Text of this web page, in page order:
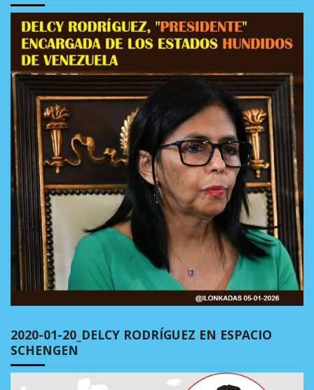
2020-01-20_DELCY RODRÍGUEZ EN ESPACIO
SCHENGEN